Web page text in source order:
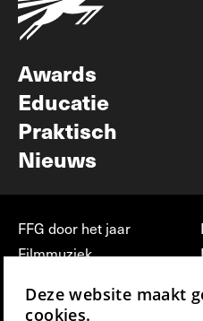
Awards
Educatie
Praktisch
Nieuws
FFG door het jaar
Filmmuziek
Press & Industry
Deze website maakt
cookies.